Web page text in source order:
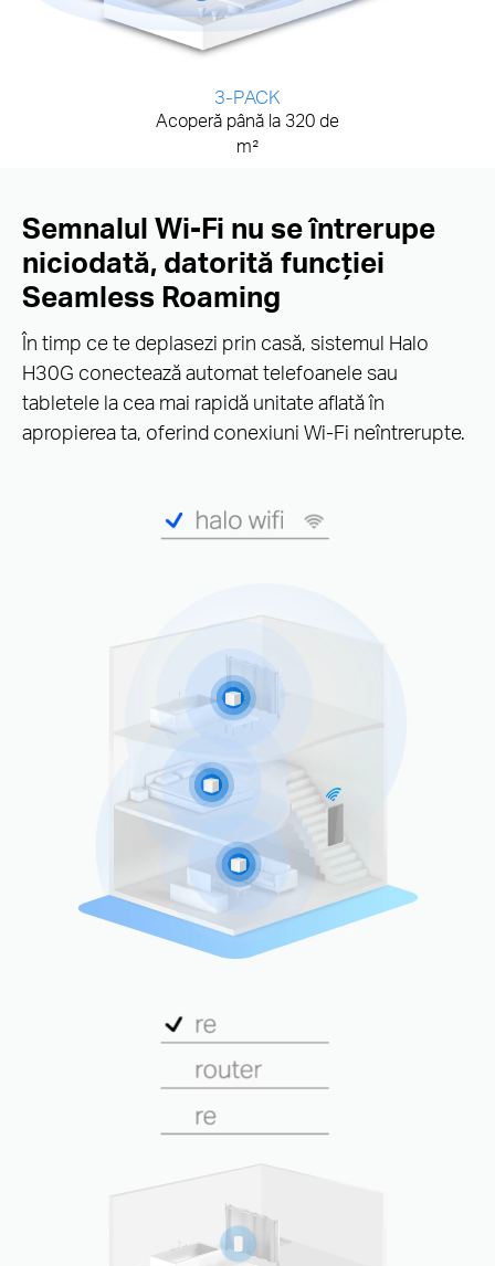
3-PACK
Acoperă până la 320 de
m²
Semnalul Wi-Fi nu se întrerupe
niciodată, datorită funcției
Seamless Roaming
În timp ce te deplasezi prin casă, sistemul Halo
H30G conectează automat telefoanele sau
tabletele la cea mai rapidă unitate aflată în
apropierea ta, oferind conexiuni Wi-Fi neîntrerupte.